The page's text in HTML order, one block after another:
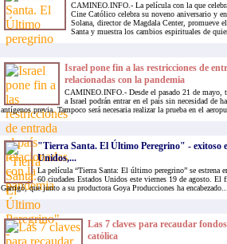
CAMINEO.INFO.- La película con la que
Cine Católico celebra su noveno aniversario y
Solana, director de Magdala Center, promueve
Santa y muestra los cambios espirituales de
Israel pone fin a las restricciones de
relacionadas con la pandemia
CAMINEO.INFO.- Desde el pasado 21 de mayo,
a Israel podrán entrar en el país sin necesidad de
antígenos previa. Tampoco será necesaria realizar la prueba en el
"Tierra Santa. El Último Peregrino" - exitoso
Unidos,...
La película “Tierra Santa: El último peregrino” se estrena
60 ciudades Estados Unidos este viernes 19 de agosto.
Garrigó, que junto a su productora Goya Producciones ha
Las 7 claves para recaudar
católica